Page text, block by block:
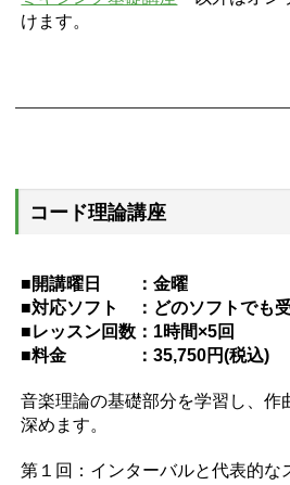
けます。
コード理論講座
■開講曜日 ：金曜
■対応ソフト ：どのソフトでも
■レッスン回数：1時間×5回
■料金 ：35,750円(税込)
音楽理論の基礎部分を学習し、作
深めます。
第１回：インターバルと代表的な